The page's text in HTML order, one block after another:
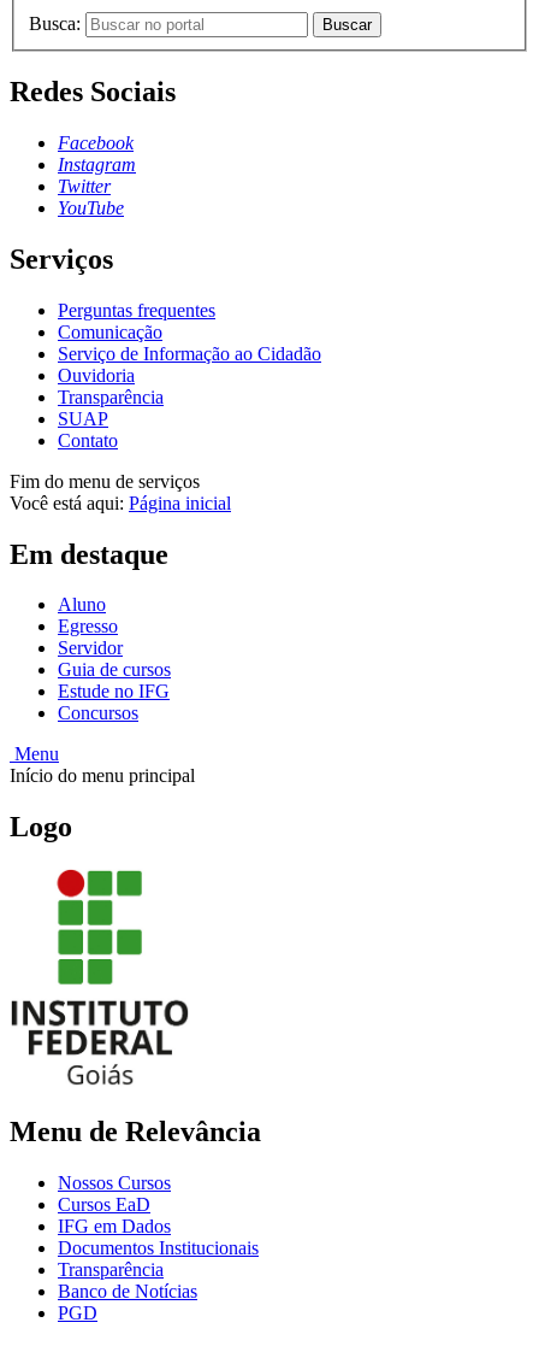
Busca: Buscar
Redes Sociais
Facebook
Instagram
Twitter
YouTube
Serviços
Perguntas frequentes
Comunicação
Serviço de Informação ao Cidadão
Ouvidoria
Transparência
SUAP
Contato
Fim do menu de serviços
Você está aqui: Página inicial
Em destaque
Aluno
Egresso
Servidor
Guia de cursos
Estude no IFG
Concursos
Menu
Início do menu principal
Logo
Menu de Relevância
Nossos Cursos
Cursos EaD
IFG em Dados
Documentos Institucionais
Transparência
Banco de Notícias
PGD